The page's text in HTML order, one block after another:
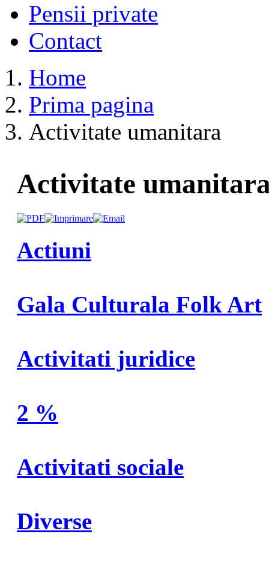
Pensii private
Contact
Home
Prima pagina
Activitate umanitara
Activitate
Actiuni
Gala Culturala Folk Art
Activitati juridice
2 %
Activitati sociale
Diverse